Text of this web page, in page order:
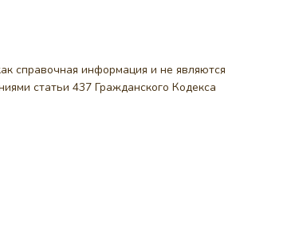
справочная информация и не являются
статьи 437 Гражданского Кодекса